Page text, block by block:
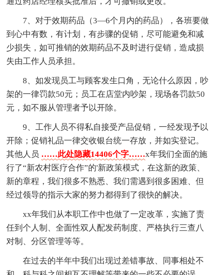
7、对于效期药品（3—6个月内的药品），各班要做
到心中有数，有计划，有步骤的促销，尽可能避免和减
少损失，如可推销的效期药品不及时进行促销，造成损
失由工作人员承担。
8、如发现员工与顾客发生口角，无论什么原因，吵
架的一律罚款50元；员工在店堂内吵架，现场各罚款50
元，如不服从管理者予以开除。
9、工作人员不得私自接受产品促销，一经发现予以
开除；促销礼品一律交收银台统一存放，并如实登记。
其他人员 ……此处隐藏14406个字……x年我们全面的施
行了“新农村医疗合作”的'新政策模式，在这新的政策、
新的章程，我们很多不熟悉、我们需遇到很多困难、但
经过领导的指示大家的努力都得到了很快的解决。
xx年我们从本职工作中也做了一定改革，实施了责
任到个人制、全面性双人配发药制度、严格执行三查八
对制、分区管理等等。
在过去的半年中我们出现过差错事故、同事相处不